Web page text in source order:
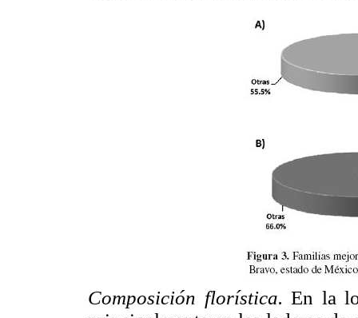
Composición florística.En la